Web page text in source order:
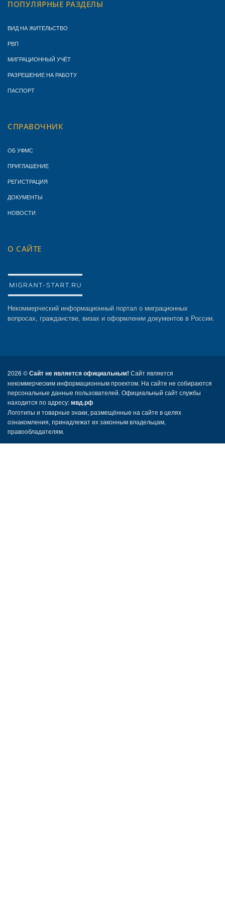
ПОПУЛЯРНЫЕ РАЗДЕЛЫ
ВИД НА ЖИТЕЛЬСТВО
РВП
МИГРАЦИОННЫЙ УЧЁТ
РАЗРЕШЕНИЕ НА РАБОТУ
ПАСПОРТ
СПРАВОЧНИК
ОБ УФМС
ПРИГЛАШЕНИЕ
РЕГИСТРАЦИЯ
ДОКУМЕНТЫ
НОВОСТИ
О САЙТЕ
Некоммерческий информационный портал о миграционных
вопросах, гражданстве, визах и оформлении документов в России.
2026 ©Сайт не является официальным! Сайт является
некоммерческим информационным проектом. На сайте не собираются
персональные данные пользователей. Официальный сайт службы
находится по адресу:мвд.рф
Логотипы и товарные знаки, размещённые на сайте в целях
ознакомления, принадлежат их законным владельцам,
правообладателям.